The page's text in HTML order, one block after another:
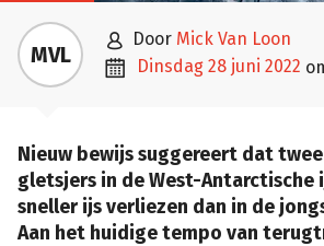
MVL  door Mick Van Loon
 dinsdag 28 juni 2022
Nieuw bewijs suggereert dat
gletsjers in de West-Antarctische
sneller ijs verliezen dan in de
Aan het huidige tempo van